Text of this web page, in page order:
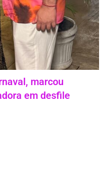
marcou
em desfile